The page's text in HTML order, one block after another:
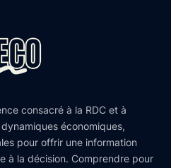
consacré à la RDC et à
économiques,
pour offrir une information
à la décision. Comprendre pour